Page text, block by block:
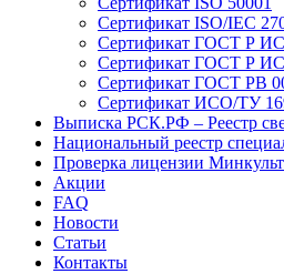
Сертификат ISO/IEC
Сертификат ГОСТ Р
Сертификат ГОСТ Р
Сертификат ГОСТ РВ
Сертификат ИСО/ТУ
Выписка РСК.РФ – Реестр
Национальный реестр
Проверка лицензии
Акции
FAQ
Новости
Статьи
Контакты